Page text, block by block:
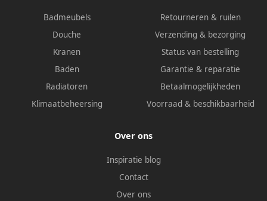
Badmeubels
Douche
Kranen
Baden
Radiatoren
Klimaatbeheersing
Retourneren & ruilen
Verzending & bezorging
Status van bestelling
Garantie & reparatie
Betaalmogelijkheden
Voorraad & beschikbaarheid
Over ons
Inspiratie blog
Contact
Over ons